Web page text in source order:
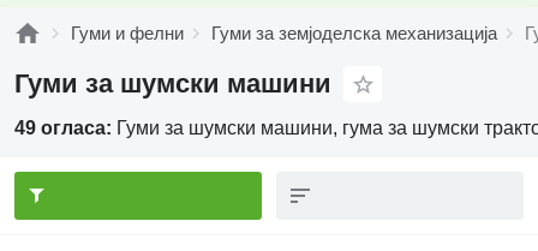
Гуми и фелни Гуми за земјоделска механизација
Гуми за шумски машини
49 огласа: Гуми за шумски машини, гума за шумски